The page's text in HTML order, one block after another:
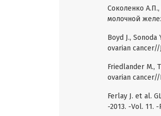
Соколенко
молочной
Boyd J.,
ovarian cancer//
Friedlander M.,
ovarian cancer//
Ferlay J. et al.
-2013. -Vol. 11. -